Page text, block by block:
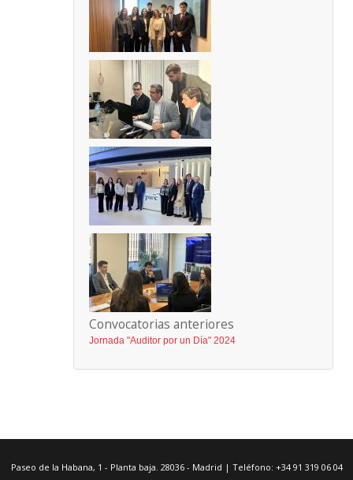
Convocatorias anteriores
Jornada "Auditor por un Día" 2024
Paseo de la Habana, 1 - Planta baja. 28036 - Madrid | Teléfono: +34 91 319 06 04